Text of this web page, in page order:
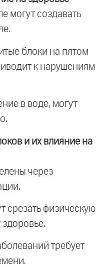
могут создавать
блоки на пятом
к нарушениям
в воде, могут
и их влияние на
через
срезать физическую
здоровье.
требует